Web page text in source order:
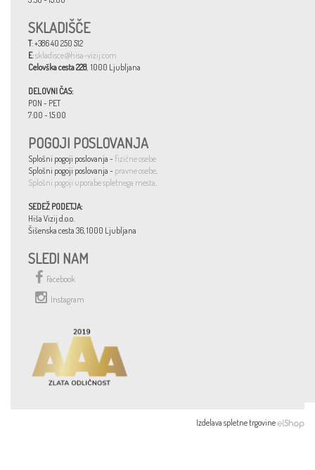
SKLADIŠČE
T: +386 40 250 512
E:skladisce@hisa-vizij.com
Celovška cesta 228, 1000 Ljubljana
DELOVNI ČAS:
PON - PET
7:00 - 15:00
POGOJI POSLOVANJA
Splošni pogoji poslovanja - fizične osebe
Splošni pogoji poslovanja - pravne osebe.
Splošni pogoji uporabe spletnega mesta.
SEDEŽ PODETJA:
Hiša Vizij d.o.o.
Šišenska cesta 36, 1000 Ljubljana
SLEDI NAM
Facebook
Instagram
Izdelava spletne trgovine